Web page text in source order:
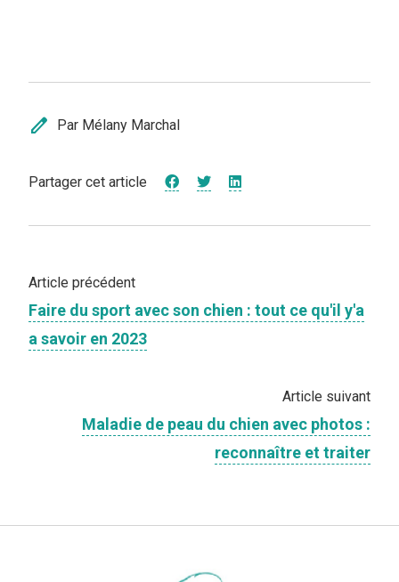
edit Par Mélany Marchal
Partager cet article
Article précédent
Faire du sport avec son chien : tout ce qu'il y'a
a savoir en 2023
Article suivant
Maladie de peau du chien avec photos :
reconnaître et traiter